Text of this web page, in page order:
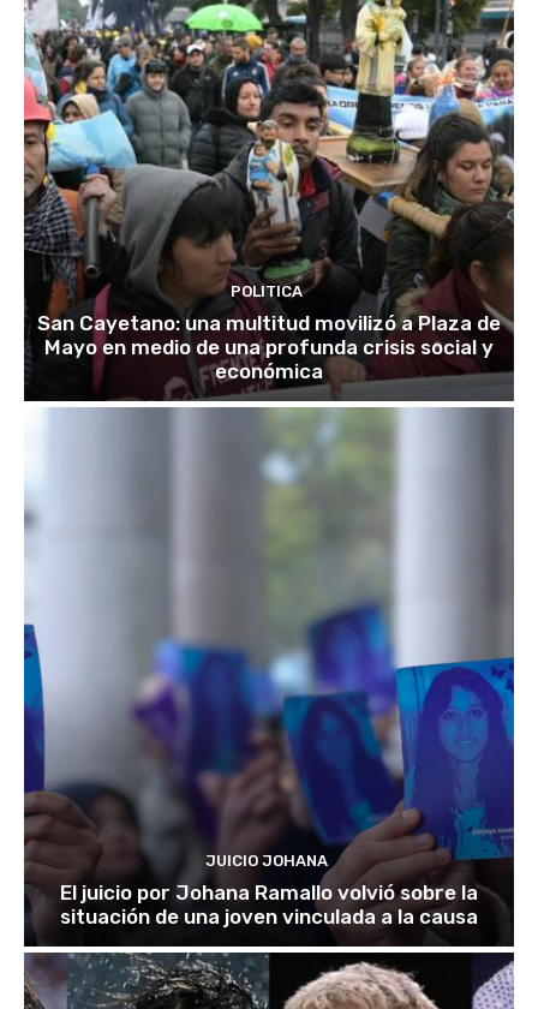
POLITICA
San Cayetano: una multitud movilizó a Plaza de
Mayo en medio de una profunda crisis social y
económica
JUICIO JOHANA
El juicio por Johana Ramallo volvió sobre la
situación de una joven vinculada a la causa